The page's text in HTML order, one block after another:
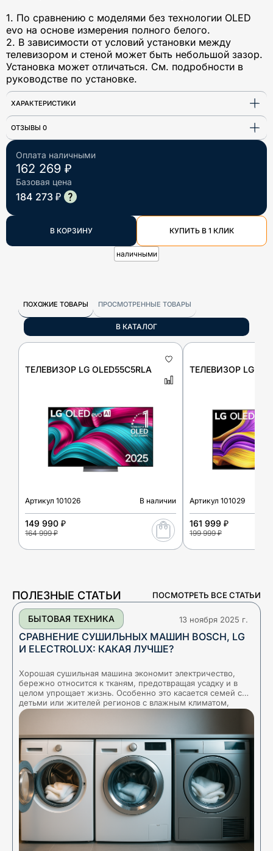
Оплата наличными
162 269 ₽
Базовая цена
184 273 ₽
В КОРЗИНУ КУПИТЬ В 1 КЛИК
наличными
1. По сравнению с моделями без технологии OLED
evo на основе измерения полного белого.
2. В зависимости от условий установки между
телевизором и стеной может быть небольшой зазор.
Установка может отличаться. См. подробности в
руководстве по установке.
ХАРАКТЕРИСТИКИ
ОТЗЫВЫ 0
ПОХОЖИЕ ТОВАРЫ ПРОСМОТРЕННЫЕ ТОВАРЫ
В КАТАЛОГ
ТЕЛЕВИЗОР LG OLED55C5RLA
Артикул 101026 В наличии
149 990 ₽
164 999 ₽
ТЕЛЕВИЗОР LG
Артикул 101029
161 999 ₽
199 999 ₽
ПОЛЕЗНЫЕ СТАТЬИ ПОСМОТРЕТЬ ВСЕ СТАТЬИ
БЫТОВАЯ ТЕХНИКА 13 ноября 2025 г.
СРАВНЕНИЕ СУШИЛЬНЫХ МАШИН BOSCH, LG
И ELECTROLUX: КАКАЯ ЛУЧШЕ?
Хорошая сушильная машина экономит электричество,
бережно относится к тканям, предотвращая усадку и в
целом упрощает жизнь. Особенно это касается семей с
детьми или жителей регионов с влажным климатом,